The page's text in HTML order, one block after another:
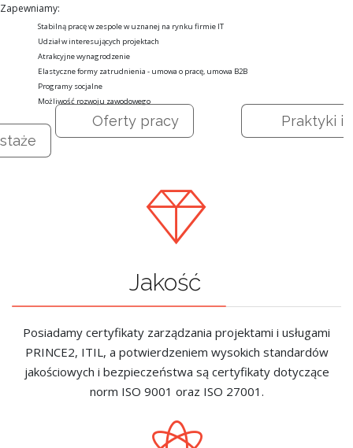
Zapewniamy:
Stabilną pracę w zespole w uznanej na rynku firmie IT
Udział w interesujących projektach
Atrakcyjne wynagrodzenie
Elastyczne formy zatrudnienia - umowa o pracę, umowa B2B
Programy socjalne
Możliwość rozwoju zawodowego
Oferty pracy
Praktyki i
staże
Jakość
Posiadamy certyfikaty zarządzania projektami i usługami
PRINCE2, ITIL, a potwierdzeniem wysokich standardów
jakościowych i bezpieczeństwa są certyfikaty dotyczące
norm ISO 9001 oraz ISO 27001.